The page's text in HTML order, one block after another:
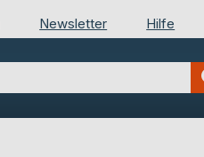
Newsletter Hilfe